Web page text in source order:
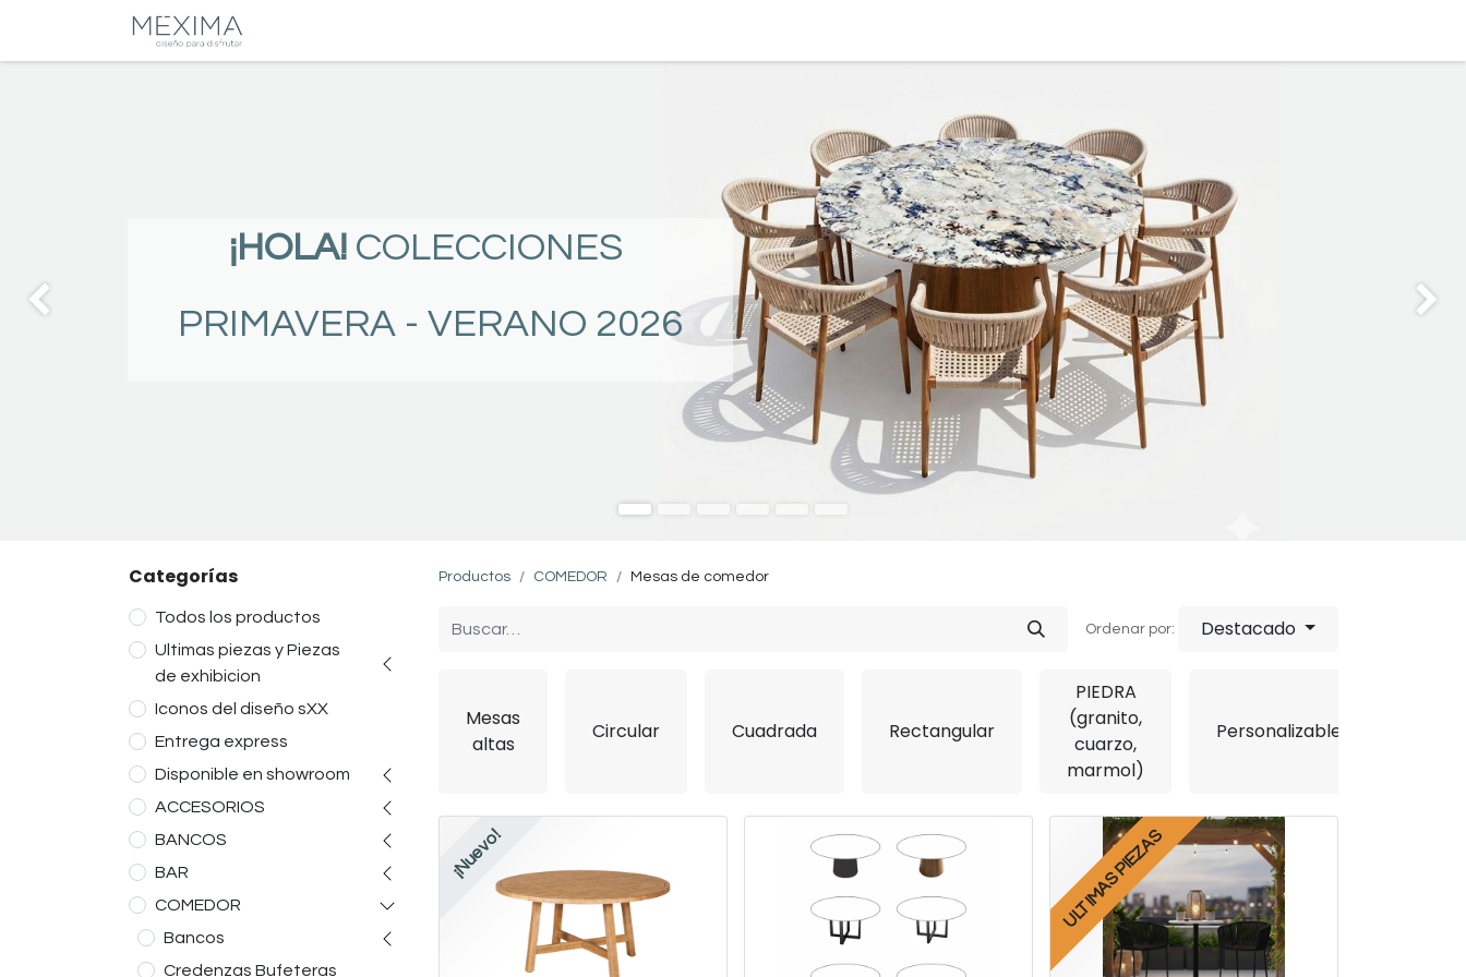
¡HOLA! COLECCIONES
PRIMAVERA - VERANO 2026
Anterior
Categorías
Todos los productos
Ultimas piezas y Piezas
de exhibicion
Iconos del diseño sXX
Entrega express
Disponible en showroom
ACCESORIOS
BANCOS
BAR
COMEDOR
Bancos
Credenzas Bufeteras
Productos COMEDOR Mesas de comedor
Ordenar por: Destacado
Mesas
altas
Circular Cuadrada Rectangular
PIEDRA
(granito,
cuarzo,
marmol)
Personalizables
¡Nuevo! ULTIMAS PIEZAS